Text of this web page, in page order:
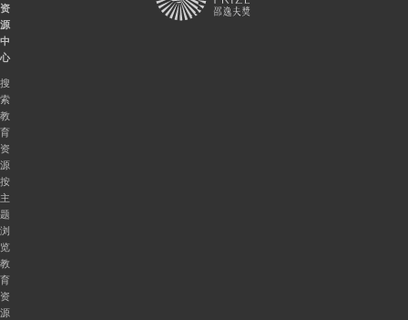
资
源
中
心
搜
索
教
育
资
源
按
主
题
浏
览
教
育
资
源